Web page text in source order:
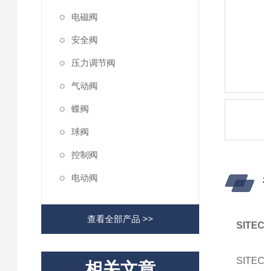
电磁阀
安全阀
压力调节阀
气动阀
蝶阀
球阀
控制阀
电动阀
查看全部产品 >>